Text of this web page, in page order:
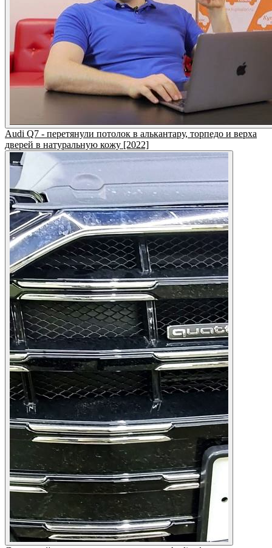
Audi Q7 - перетянули потолок в алькантару, торпедо и верха
дверей в натуральную кожу [2022]